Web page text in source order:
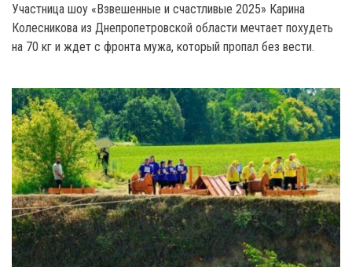
Участница шоу «Взвешенные и счастливые 2025» Карина
Колесникова из Днепропетровской области мечтает похудеть
на 70 кг и ждет с фронта мужа, который пропал без вести.